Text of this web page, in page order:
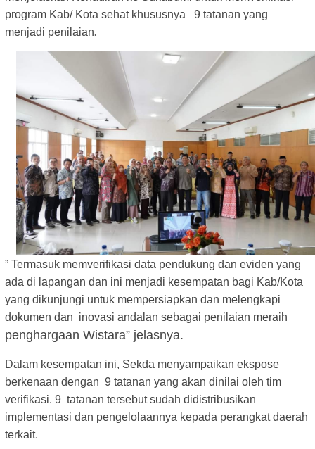
program Kab/ Kota sehat khususnya 9 tatanan yang
menjadi penilaian.
” Termasuk memverifikasi data pendukung dan eviden yang
ada di lapangan dan ini menjadi kesempatan bagi Kab/Kota
yang dikunjungi untuk mempersiapkan dan melengkapi
dokumen dan inovasi andalan sebagai penilaian meraih
penghargaan Wistara” jelasnya.
Dalam kesempatan ini, Sekda menyampaikan ekspose
berkenaan dengan 9 tatanan yang akan dinilai oleh tim
verifikasi. 9 tatanan tersebut sudah didistribusikan
implementasi dan pengelolaannya kepada perangkat daerah
terkait.